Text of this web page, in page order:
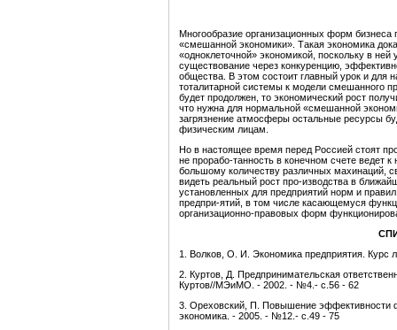
Многообразие организационных форм
«смешанной экономики». Такая экономика
«одноклеточной» экономикой, поскольку в
существование через конкуренцию,
общества. В этом состоит главный урок и
тоталитарной системы к модели смешанного
будет продолжен, то экономический рост
что нужна для нормальной «смешанной
загрязнение атмосферы остальные ресурсы
физическим лицам.
Но в настоящее время перед Россией стоят
не прорабо-танность в конечном счете ведет
большому количеству различных махинаций,
видеть реальный рост про-изводства в
установленных для предприятий норм и
предпри-ятий, в том числе касающемуся
организационно-правовых форм
1. Волков, О. И. Экономика предприятия.
2. Куртов, Д. Предпринимательская
Куртов//МЭиМО. - 2002. - №4.- с.56 - 62
3. Ореховский, П. Повышение эффективности
экономика. - 2005. - №12.- с.49 - 75